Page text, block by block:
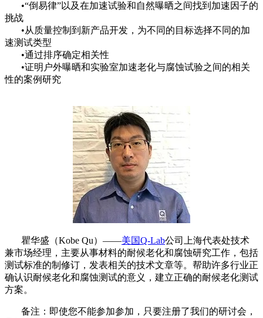
•“倒易律”以及在加速试验和自然曝晒之间找到加速因子的
挑战
•从质量控制到新产品开发，为不同的目标选择不同的加
速测试类型
•通过排序确定相关性
•证明户外曝晒和实验室加速老化与腐蚀试验之间的相关
性的案例研究
瞿华盛（Kobe Qu）——美国Q-Lab公司上海代表处技术
兼市场经理，主要从事材料的耐候老化和腐蚀研究工作，包括
测试标准的制修订，发表相关的技术文章等。帮助许多行业正
确认识耐候老化和腐蚀测试的意义，建立正确的耐候老化测试
方案。
备注：即使您不能参加参加，只要注册了我们的研讨会，